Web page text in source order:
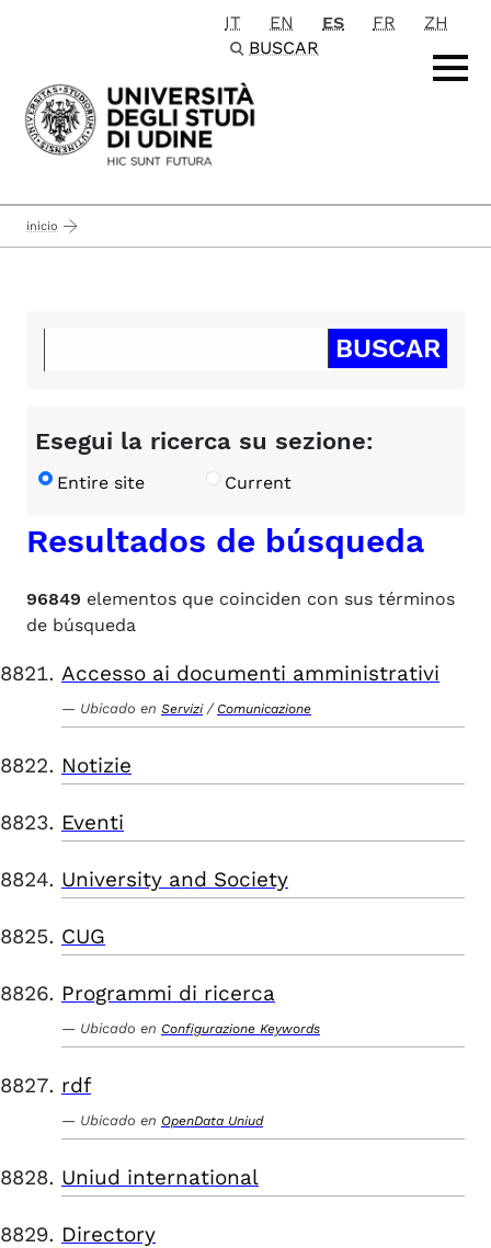
Passa al contenuto principale
IT EN ES FR
ZH
BUSCAR
inicio
Esegui la ricerca su sezione:
Entire site Current
Resultados de búsqueda
96849 elementos que coinciden con sus términos
de búsqueda
Accesso ai documenti amministrativi
Ubicado en Servizi / Comunicazione
Notizie
Eventi
University and Society
CUG
Programmi di ricerca
Ubicado en Configurazione Keywords
rdf
Ubicado en OpenData Uniud
Uniud international
Directory